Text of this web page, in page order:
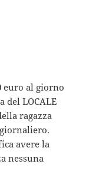
euro al giorno
del LOCALE
ragazza
avere la
nessuna